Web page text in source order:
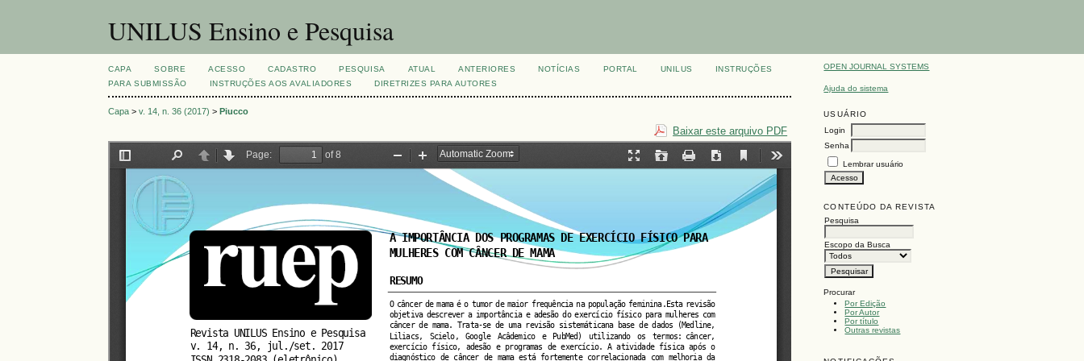
UNILUS Ensino e Pesquisa
OPEN JOURNAL SYSTEMS
Ajuda do sistema
USUÁRIO
Login
Senha
Lembrar usuário
CONTEÚDO DA REVISTA
Pesquisa
Escopo da Busca
Procurar
Por Edição
Por Autor
Por título
Outras revistas
CAPA SOBRE ACESSO CADASTRO PESQUISA ATUAL ANTERIORES NOTÍCIAS PORTAL UNILUS
INSTRUÇÕES
PARA SUBMISSÃO
INSTRUÇÕES AOS AVALIADORES DIRETRIZES PARA AUTORES
Capa >v. 14, n. 36 (2017) >Piucco
Baixar este arquivo PDF